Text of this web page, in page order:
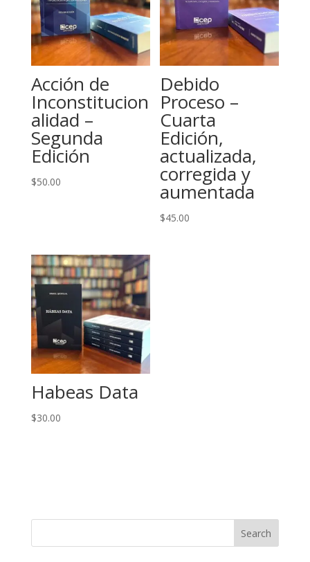
Acción de
Inconstitucion
alidad –
Segunda
Edición
$50.00
Debido
Proceso –
Cuarta
Edición,
actualizada,
corregida y
aumentada
$45.00
Habeas Data
$30.00
Search